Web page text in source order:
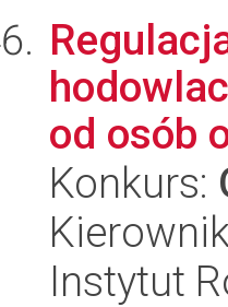
od osób
Konkurs:
Instytut